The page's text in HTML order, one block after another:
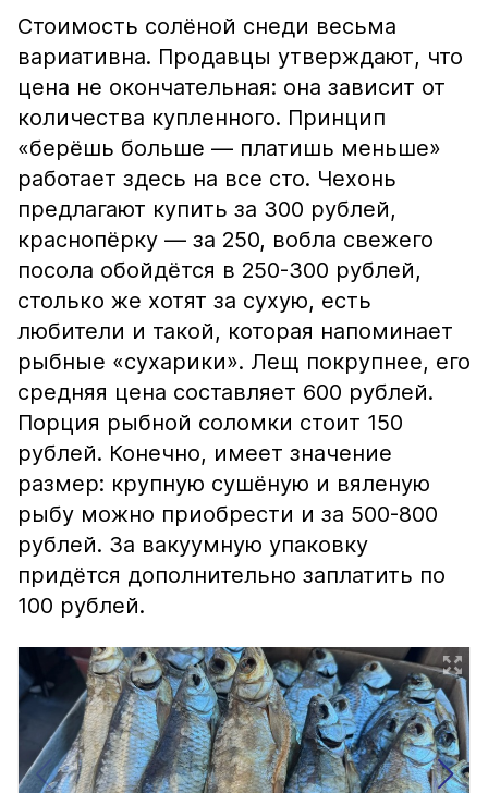
Стоимость солёной снеди весьма
вариативна. Продавцы утверждают, что
цена не окончательная: она зависит от
количества купленного. Принцип
«берёшь больше — платишь меньше»
работает здесь на все сто. Чехонь
предлагают купить за 300 рублей,
краснопёрку — за 250, вобла свежего
посола обойдётся в 250-300 рублей,
столько же хотят за сухую, есть
любители и такой, которая напоминает
рыбные «сухарики». Лещ покрупнее, его
средняя цена составляет 600 рублей.
Порция рыбной соломки стоит 150
рублей. Конечно, имеет значение
размер: крупную сушёную и вяленую
рыбу можно приобрести и за 500-800
рублей. За вакуумную упаковку
придётся дополнительно заплатить по
100 рублей.